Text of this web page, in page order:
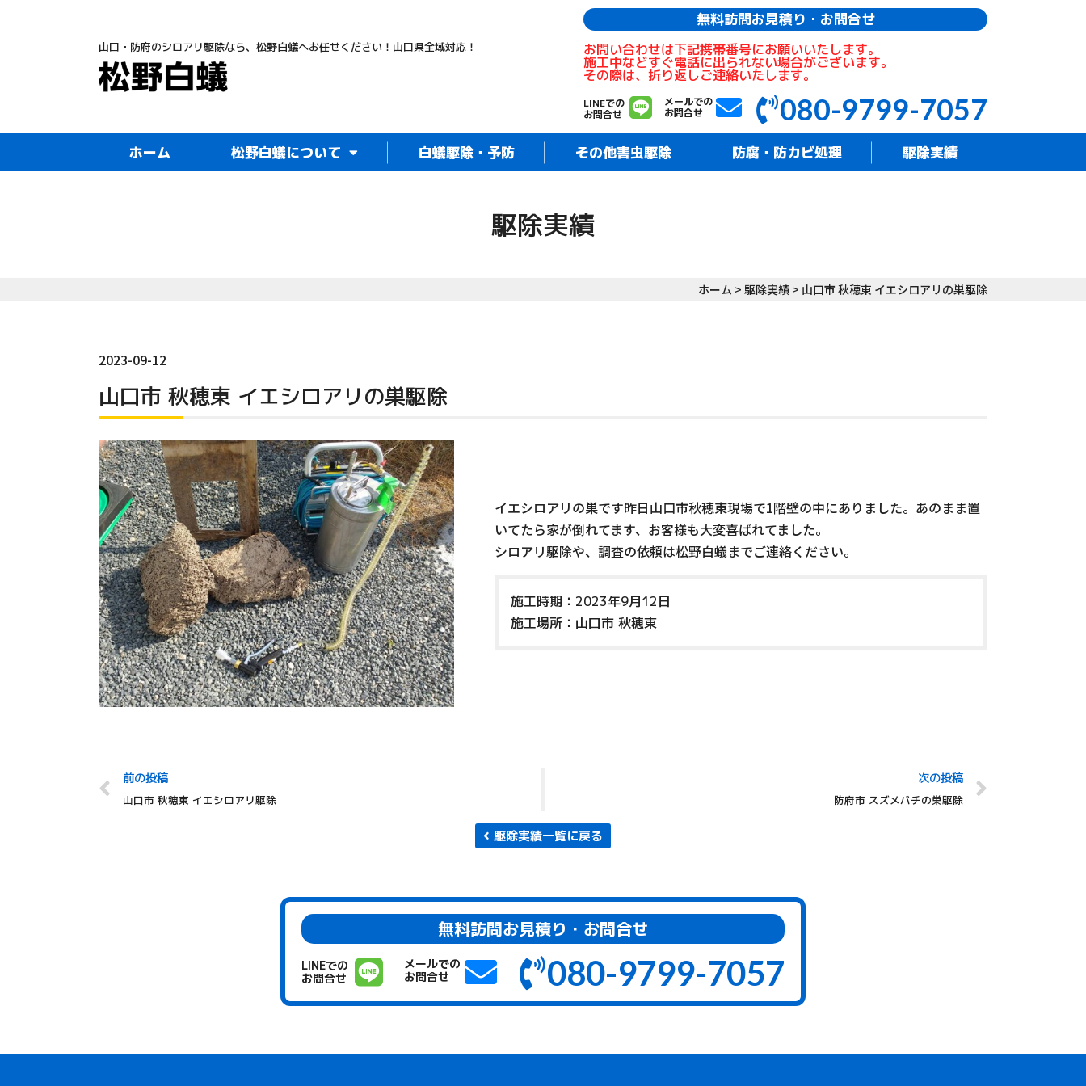
山口・防府のシロアリ駆除なら、松野白蟻へお任せください！山口県全域対応！
無料訪問お見積り・お問合せ
お問い合わせは下記携帯番号にお願いいたします。
施工中などすぐ電話に出られない場合がございます。
その際は、折り返しご連絡いたします。
LINEでの
お問合せ
メールでの
お問合せ
080-9799-7057
ホーム 松野白蟻について 白蟻駆除・予防 その他害虫駆除 防腐・防カビ処理 駆除実績
駆除実績
ホーム > 駆除実績 > 山口市 秋穂東 イエシロアリの巣駆除
2023-09-12
山口市 秋穂東 イエシロアリの巣駆除
イエシロアリの巣です昨日山口市秋穂東現場で1階壁の中にありました。あのまま置
いてたら家が倒れてます、お客様も大変喜ばれてました。
シロアリ駆除や、調査の依頼は松野白蟻までご連絡ください。
施工時期：2023年9月12日
施工場所：山口市 秋穂東
前の投稿
山口市 秋穂東 イエシロアリ駆除
次の投稿
防府市 スズメバチの巣駆除
駆除実績一覧に戻る
無料訪問お見積り・お問合せ
LINEでの
お問合せ
メールでの
お問合せ
080-9799-7057